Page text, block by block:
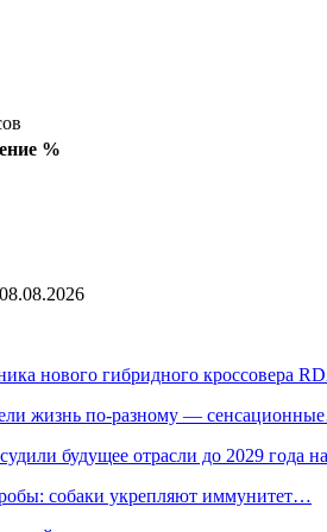
%
нового гибридного кроссовера
жизнь по-разному —
будущее отрасли до 2029 года
собаки укрепляют иммунитет…